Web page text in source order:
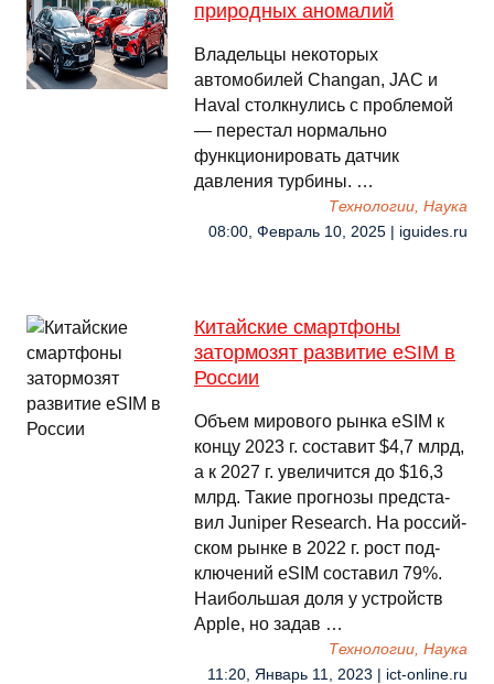
природных аномалий
Владельцы некоторых
автомобилей Changan, JAC и
Haval столкнулись с проблемой
— перестал нормально
функционировать датчик
давления турбины. …
Технологии, Наука
08:00, Февраль 10, 2025 | iguides.ru
Китайские смартфоны
затормозят развитие eSIM в
России
Объ­ем ми­рово­го рын­ка eSIM к
кон­цу 2023 г. сос­та­вит $4,7 млрд,
а к 2027 г. уве­личит­ся до $16,3
млрд. Та­кие прог­но­зы пред­ста­
вил Juniper Research. На рос­сий­
ском рын­ке в 2022 г. рост под­
клю­чений eSIM сос­та­вил 79%.
Наи­боль­шая до­ля у ус­трой­ств
Apple, но за­дав …
Технологии, Наука
11:20, Январь 11, 2023 | ict-online.ru